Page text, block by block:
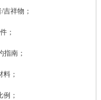
祥物；
；
指南；
；
；